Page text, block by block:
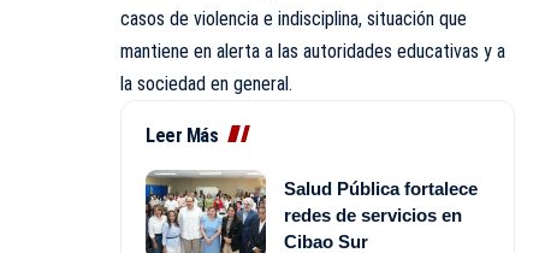
casos de violencia e indisciplina, situación que
mantiene en alerta a las autoridades educativas y a
la sociedad en general.
Leer Más
Salud Pública fortalece
redes de servicios en
Cibao Sur